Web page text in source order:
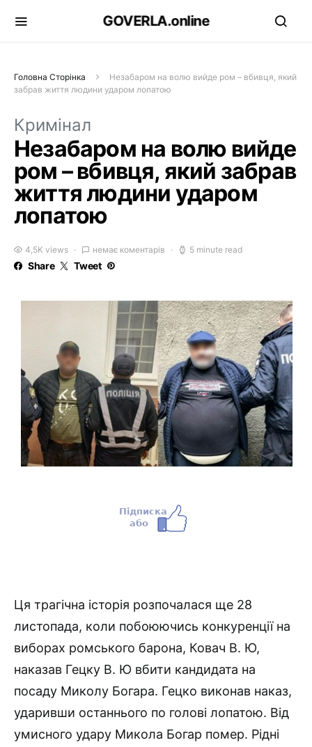
GOVERLA.online
Головна Сторінка
Незабаром на волю вийде ром – вбивця, який
забрав життя людини ударом лопатою
Кримінал
Незабаром на волю вийде
ром – вбивця, який забрав
життя людини ударом
лопатою
4,5K views немає коментарів 5 minute read
Share Tweet
Ця трагічна історія розпочалася ще 28
листопада, коли побоюючись конкуренції на
виборах ромського барона, Ковач В. Ю,
наказав Гецку В. Ю вбити кандидата на
посаду Миколу Богара. Гецко виконав наказ,
ударивши останнього по голові лопатою. Від
умисного удару Микола Богар помер. Рідні